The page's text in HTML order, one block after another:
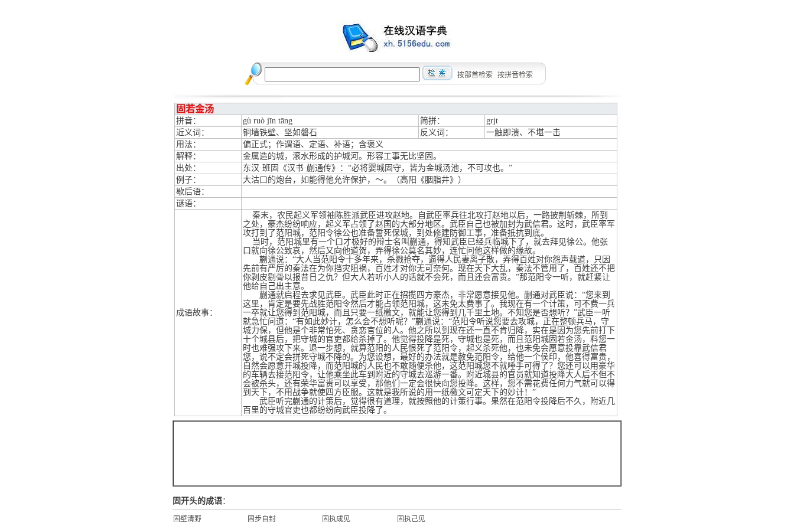
按部首检索 按拼音检索
固若金汤
拼音： gù ruò jīn tāng 简拼：
grjt
近义词：
铜墙铁壁、坚如磐石 反义词：
一触即溃、不堪一击
用法：
偏正式；作谓语、定语、补语；含褒义
解释：
金属造的城，滚水形成的护城河。形容工事无比坚固。
出处：
东汉·班固《汉书·蒯通传》：“必将婴城固守，皆为金城汤池，不可攻也。”
例子：
大沽口的炮台，如能得他允许保护，～。（高阳《胭脂井》）
歇后语：
谜语：
成语故事：
秦末，农民起义军领袖陈胜派武臣进攻赵地。自武臣率兵往北攻打赵地以后，一路披荆斩棘，所到
之处，豪杰纷纷响应，起义军占领了赵国的大部分地区。武臣自己也被加封为武信君。这时，武臣率军
攻打到了范阳城，范阳令徐公也准备誓死保城，到处修建防御工事，准备抵抗到底。
当时，范阳城里有一个口才极好的辩士名叫蒯通，得知武臣已经兵临城下了，就去拜见徐公。他张
口就向徐公致哀，然后又向他道贺，弄得徐公莫名其妙，连忙问他这样做的缘故。
蒯通说：“大人当范阳令十多年来，杀戮抢夺，逼得人民妻离子散，弄得百姓对你怨声载道，只因
先前有严厉的秦法在为你挡灾阻祸，百姓才对你无可奈何。现在天下大乱，秦法不管用了，百姓还不把
你剥皮剔骨以报昔日之仇？但大人若听小人的话就不会死，而且还会富贵。”那范阳令一听，就赶紧让
他给自己出主意。
蒯通就启程去求见武臣。武臣此时正在招揽四方豪杰，非常愿意接见他。蒯通对武臣说：“您来到
这里，肯定是要先战胜范阳令然后才能占领范阳城，这未免太费事了。我现在有一个计策，可不费一兵
一卒就让您得到范阳城，而且只要一纸檄文，就能让您得到几千里土地。不知您是否想听？”武臣一听
就急忙问道：“有如此妙计，怎么会不想听呢？”蒯通说：“范阳令听说您要去攻城，正在整顿兵马，守
城力保，但他是个非常怕死、贪恋官位的人。他之所以到现在还一直不肯归降，实在是因为您先前打下
十个城县后，把守城的官吏都给杀掉了。他觉得投降是死，守城也是死，而且范阳城固若金汤，料您一
时也难强攻下来。退一步想，就算范阳的人民恨死了范阳令，起义杀死他，也未免会愿意投靠武信君
您，说不定会拼死守城不降的。为您设想，最好的办法就是赦免范阳令，给他一个侯印，他喜得富贵，
自然会愿意开城投降，而范阳城的人民也不敢随便杀他，这范阳城您不就唾手可得了？您还可以用豪华
的车辆去接范阳令，让他乘坐此车到附近的守城去巡游一番。附近城县的官员就知道投降大人后不但不
会被杀头，还有荣华富贵可以享受，那他们一定会很快向您投降。这样，您不需花费任何力气就可以得
到天下，不用战争就使四方臣服。这就是我所说的用一纸檄文可定天下的妙计！”
武臣听完蒯通的计策后，觉得很有道理，就按照他的计策行事。果然在范阳令投降后不久，附近几
百里的守城官吏也都纷纷向武臣投降了。
固开头的成语：
固壁清野 固步自封 固执成见 固执己见